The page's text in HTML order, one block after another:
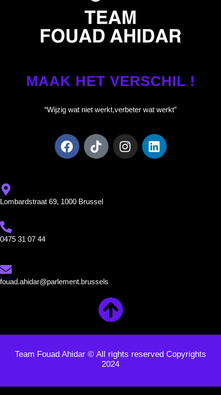
MAAK HET VERSCHIL !
“Wijzig wat niet werkt,verbeter wat werkt”
Lombardstraat 69, 1000 Brussel
0475 31 07 44
fouad.ahidar@parlement.brussels
Team Fouad Ahidar © All rights reserved Copyrights
2024